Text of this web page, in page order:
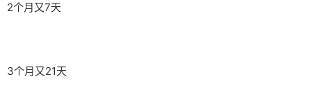
2个月又7天
3个月又21天